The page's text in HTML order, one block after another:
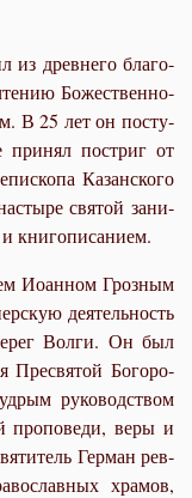
из древ­не­го бла­го­
Бо­же­ствен­но­
В 25 лет он по­сту­
по­стриг от
Ка­зан­ско­го
свя­той за­ни­
кни­го­пи­са­ни­ем.
Иоан­ном Гроз­ным
де­я­тель­ность
Вол­ги. Он был
Пре­свя­той Бо­го­ро­
ру­ко­вод­ством
про­по­ве­ди, ве­ры и
Гер­ман рев­
хра­мов,